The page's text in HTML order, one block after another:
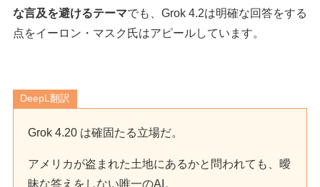
な言及を避けるテーマでも、Grok 4.2は明確な回答をする
点をイーロン・マスク氏はアピールしています。
DeepL翻訳
Grok 4.20 は確固たる立場だ。
アメリカが盗まれた土地にあるかと問われても、曖
昧な答えをしない唯一のAI。